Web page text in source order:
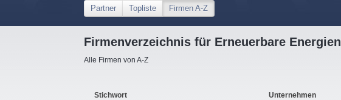
Partner Topliste Firmen A-Z
Firmenverzeichnis für Erneuerbare Energien
Alle Firmen von A-Z
Stichwort Unternehmen